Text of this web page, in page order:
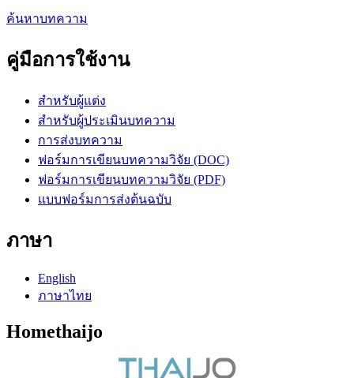
ค้นหาบทความ
คู่มือการใช้งาน
สำหรับผู้แต่ง
สำหรับผู้ประเมินบทความ
การส่งบทความ
ฟอร์มการเขียนบทความวิจัย (DOC)
ฟอร์มการเขียนบทความวิจัย (PDF)
แบบฟอร์มการส่งต้นฉบับ
ภาษา
English
ภาษาไทย
Homethaijo